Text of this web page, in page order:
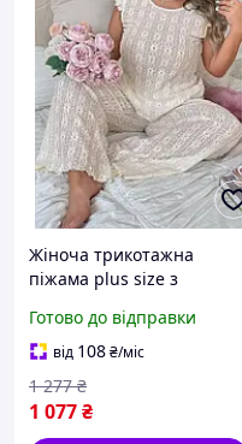
Жіноча трикотажна
піжама plus size з
молочного кольору
Готово до відправки
від 108₴/міс
1 077₴
1 277 ₴